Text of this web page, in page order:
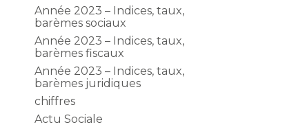
Année 2023 – Indices, taux,
barèmes sociaux
Année 2023 – Indices, taux,
barèmes fiscaux
Année 2023 – Indices, taux,
barèmes juridiques
chiffres
Actu Sociale